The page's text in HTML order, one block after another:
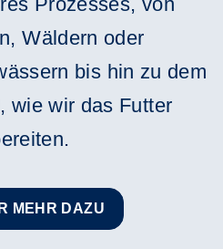
Wäldern oder
bis hin zu dem
wie wir das Futter
MEHR DAZU